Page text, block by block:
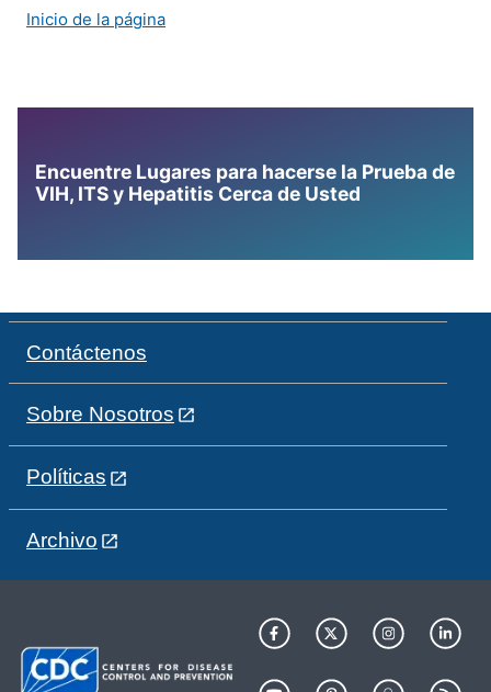
Inicio de la página
Encuentre Lugares para hacerse la Prueba de
VIH, ITS y Hepatitis Cerca de Usted
Contáctenos
Sobre Nosotros
Políticas
Archivo